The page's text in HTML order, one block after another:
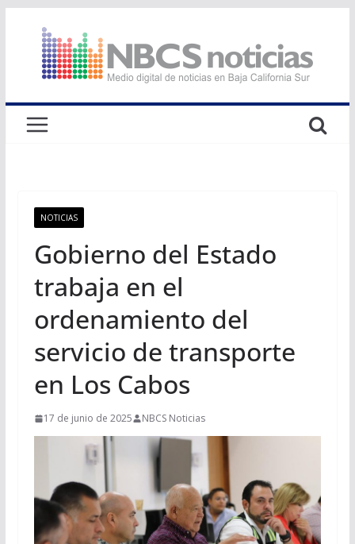
contenido
NOTICIAS
Gobierno del Estado
trabaja en el
ordenamiento del
servicio de transporte
en Los Cabos
17 de junio de 2025 NBCS Noticias